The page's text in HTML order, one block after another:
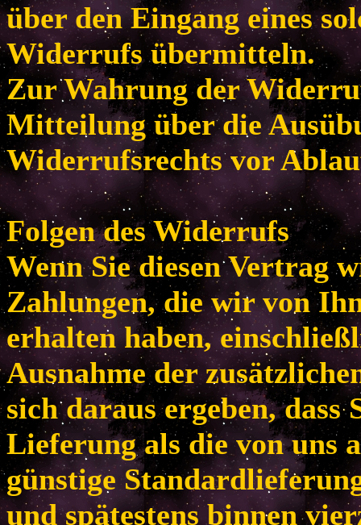
über den Eingang eines
Widerrufs übermitteln.
Zur Wahrung der
Mitteilung über die
Widerrufsrechts vor
Folgen des Widerrufs
Wenn Sie diesen Vertrag
Zahlungen, die wir von
erhalten haben,
Ausnahme der
sich daraus ergeben, dass
Lieferung als die von uns
günstige
und spätestens binnen